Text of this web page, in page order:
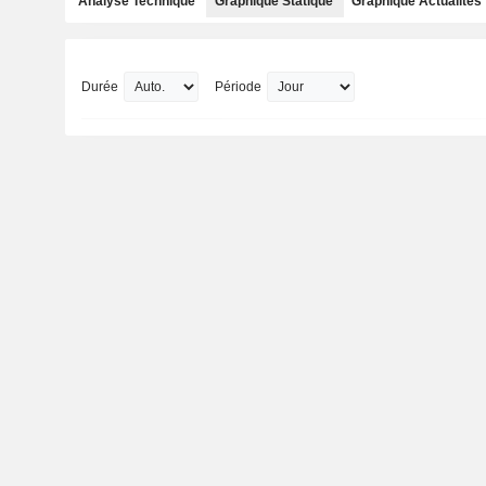
Durée Période